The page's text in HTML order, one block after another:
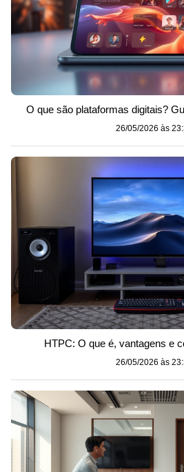
O que são plataformas digitais?
26/05/2026 às
HTPC: O que é, vantagens e
26/05/2026 às